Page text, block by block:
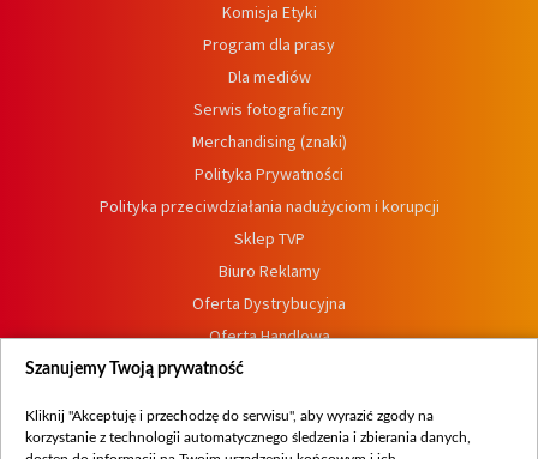
Komisja Etyki
Program dla prasy
Dla mediów
Serwis fotograficzny
Merchandising (znaki)
Polityka Prywatności
Polityka przeciwdziałania nadużyciom i korupcji
Sklep TVP
Biuro Reklamy
Oferta Dystrybucyjna
Oferta Handlowa
Dostępność
Procedura zgłoszeń wewnętrznych
Szanujemy Twoją prywatność
Kliknij "Akceptuję i przechodzę do serwisu", aby wyrazić zgody na
korzystanie z technologii automatycznego śledzenia i zbierania danych,